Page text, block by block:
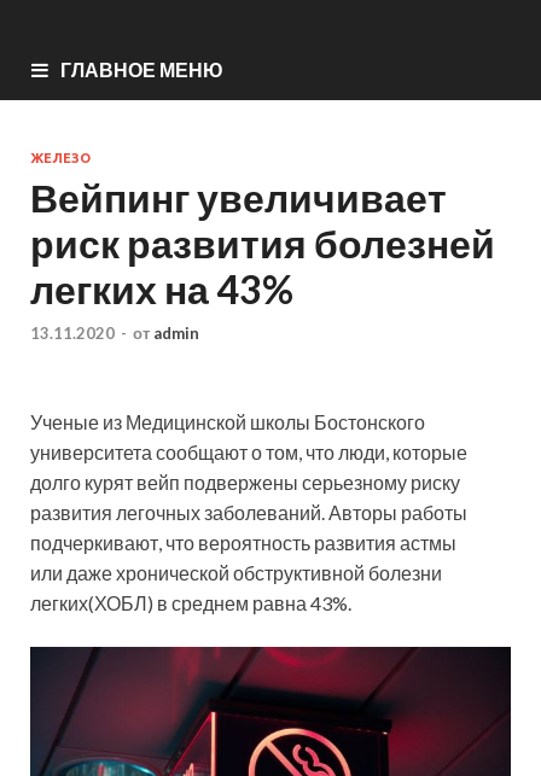
ГЛАВНОЕ МЕНЮ
ЖЕЛЕЗО
Вейпинг увеличивает
риск развития болезней
легких на 43%
13.11.2020 - от admin
Ученые из Медицинской школы Бостонского
университета сообщают о том, что люди, которые
долго курят вейп подвержены серьезному риску
развития легочных заболеваний. Авторы работы
подчеркивают, что вероятность развития астмы
или даже хронической обструктивной болезни
легких(ХОБЛ) в среднем равна 43%.